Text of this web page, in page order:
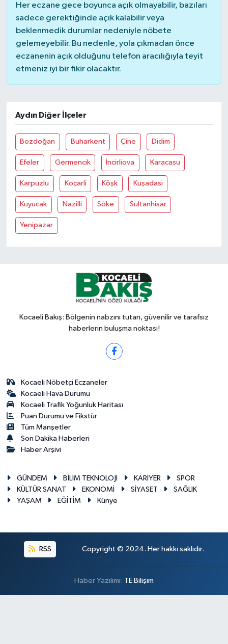
Her eczane gece boyunca açık olmayabilir, bazıları
sadece gerektiğinde açık kalabilir veya
beklenmedik durumlar nedeniyle nöbete
gelemeyebilir. Bu nedenle, yola çıkmadan önce
eczanenin açık olduğunu telefon aracılığıyla teyit
etmeniz iyi bir fikir olacaktır.
Aydın Diğer İlçeler
Bozdoğan Buharkent Çine Didim
Efeler Germencik İncirliova Karacasu
Karpuzlu Koçarli Köşk Kuşadasi
Kuyucak Nazilli Söke Sultanhisar
Yenipazar
Kocaeli Bakış: Bölgenin nabzını tutan, güvenilir ve tarafsız
haberlerin buluşma noktası!
Kocaeli Nöbetçi Eczaneler
Kocaeli Hava Durumu
Kocaeli Trafik Yoğunluk Haritası
Puan Durumu ve Fikstür
Tüm Manşetler
Son Dakika Haberleri
Haber Arşivi
GÜNDEM BİLİM TEKNOLOJİ KARİYER
SPOR
KÜLTÜR SANAT
EKONOMİ SİYASET
SAĞLIK
YAŞAM
EĞİTİM Künye
RSS Copyright © 2024. Her hakkı saklıdır.
Haber Yazılımı: TE Bilişim